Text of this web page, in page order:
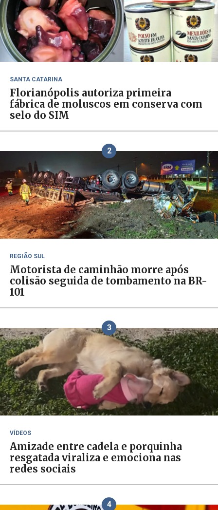
SANTA CATARINA
Florianópolis autoriza primeira
fábrica de moluscos em conserva com
selo do SIM
2
REGIÃO SUL
Motorista de caminhão morre após
colisão seguida de tombamento na BR-
101
3
VÍDEOS
Amizade entre cadela e porquinha
resgatada viraliza e emociona nas
redes sociais
4